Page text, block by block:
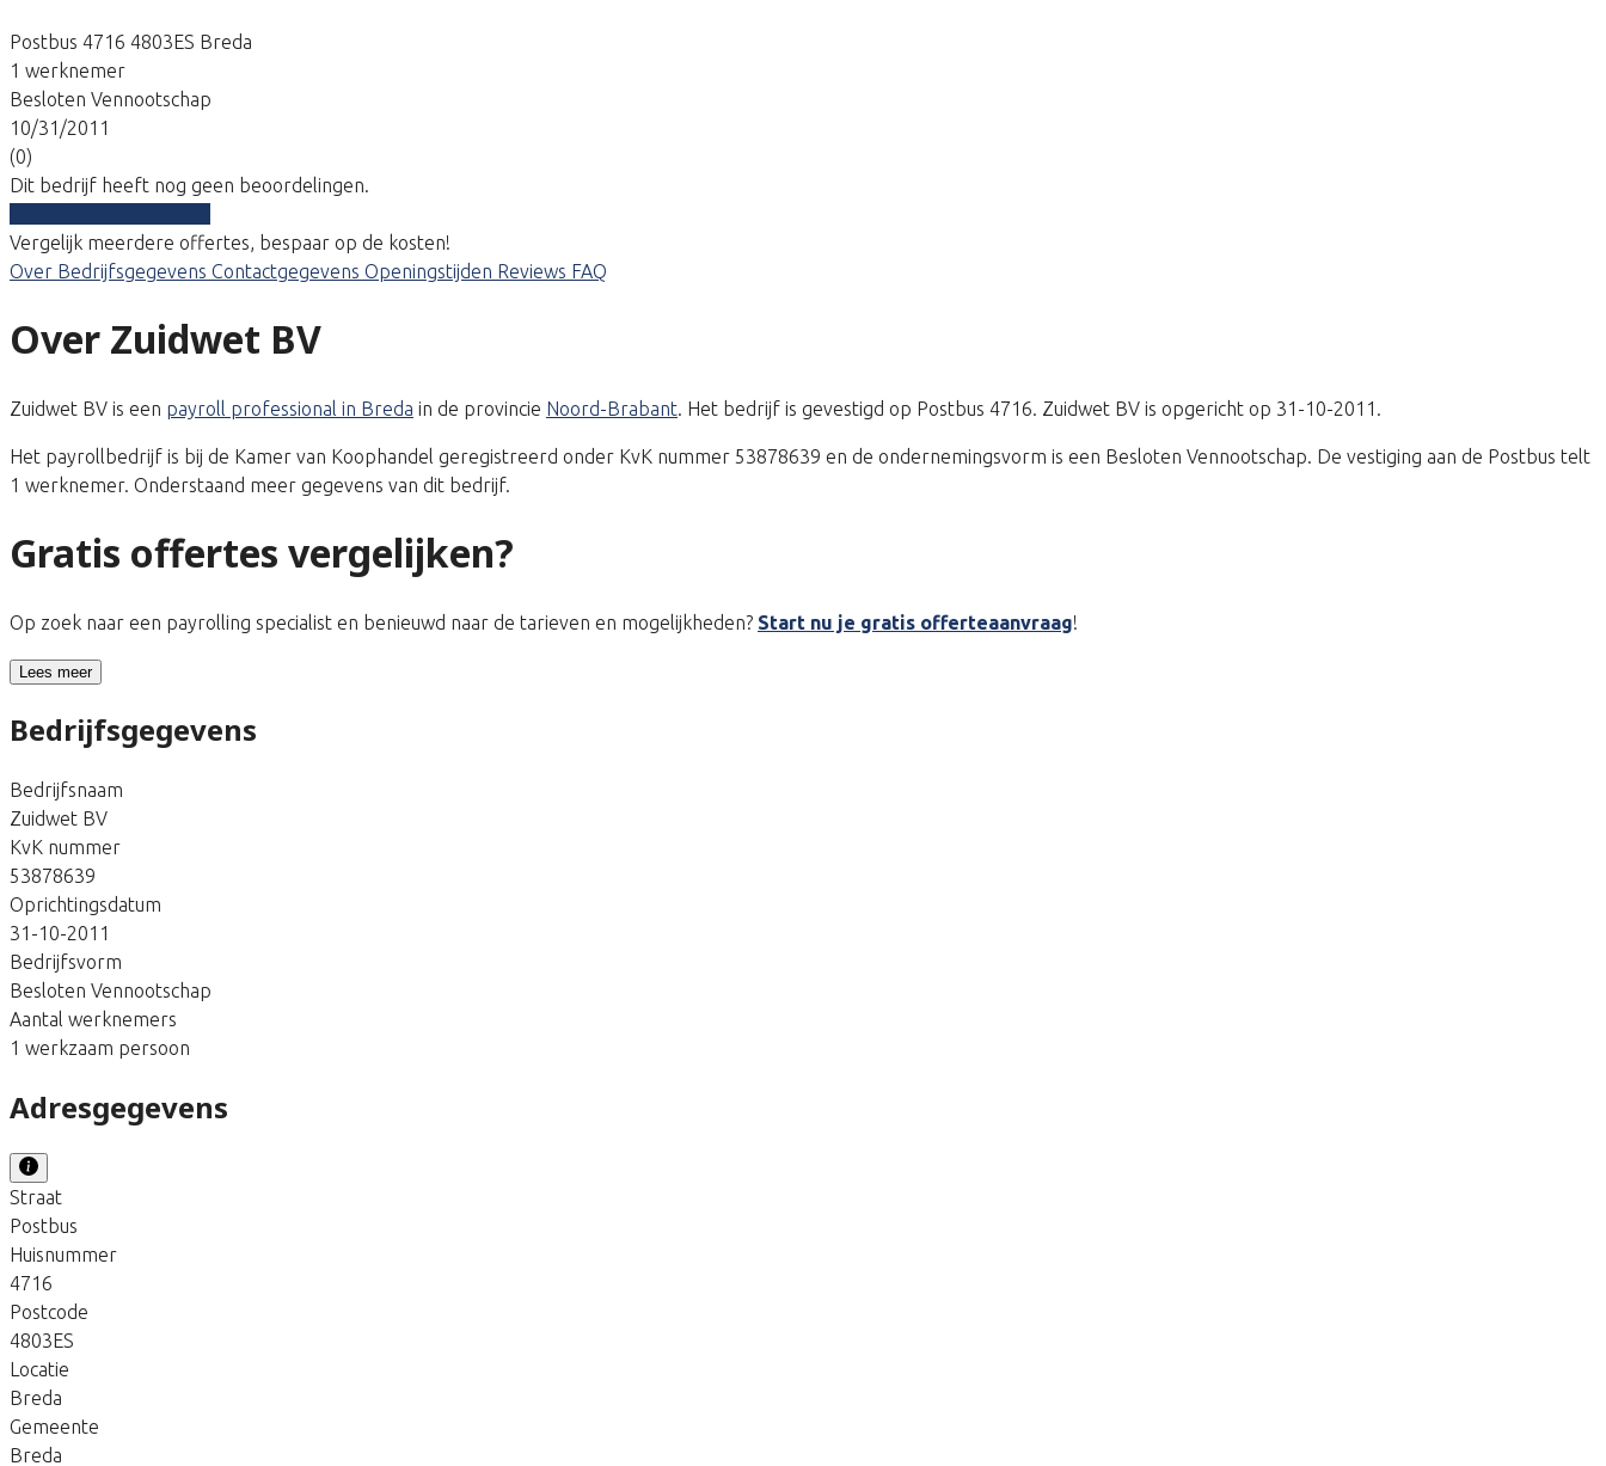
Postbus 4716 4803ES Breda
1 werknemer
Besloten Vennootschap
10/31/2011
(0)
Dit bedrijf heeft nog geen beoordelingen.
Vergelijk meerdere offertes, bespaar op de kosten!
Over Bedrijfsgegevens Contactgegevens Openingstijden Reviews FAQ
Over Zuidwet BV
Zuidwet BV is een payroll professional in Breda in de provincie Noord-Brabant. Het bedrijf is gevestigd op Postbus 4716. Zuidwet BV is opgericht op 31-10-2011.
Het payrollbedrijf is bij de Kamer van Koophandel geregistreerd onder KvK nummer 53878639 en de ondernemingsvorm is een Besloten Vennootschap. De vestiging aan de Postbus telt
1 werknemer. Onderstaand meer gegevens van dit bedrijf.
Gratis offertes vergelijken?
Op zoek naar een payrolling specialist en benieuwd naar de tarieven en mogelijkheden? Start nu je gratis offerteaanvraag!
Lees meer
Bedrijfsgegevens
Bedrijfsnaam
Zuidwet BV
KvK nummer
53878639
Oprichtingsdatum
31-10-2011
Bedrijfsvorm
Besloten Vennootschap
Aantal werknemers
1 werkzaam persoon
Adresgegevens
Straat
Postbus
Huisnummer
4716
Postcode
4803ES
Locatie
Breda
Gemeente
Breda